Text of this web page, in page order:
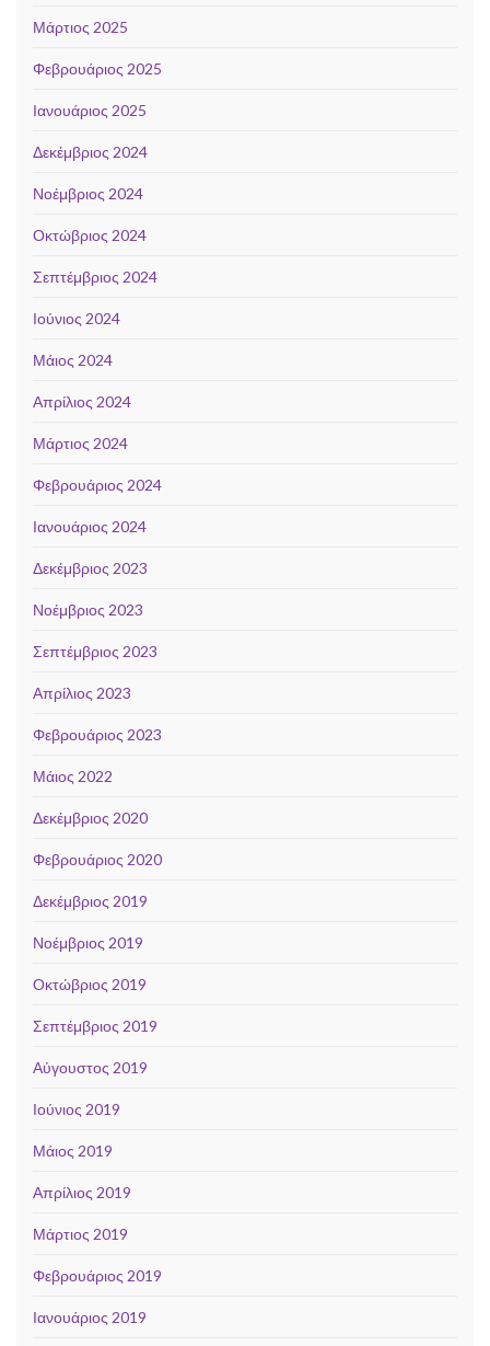
Μάρτιος 2025
Φεβρουάριος 2025
Ιανουάριος 2025
Δεκέμβριος 2024
Νοέμβριος 2024
Οκτώβριος 2024
Σεπτέμβριος 2024
Ιούνιος 2024
Μάιος 2024
Απρίλιος 2024
Μάρτιος 2024
Φεβρουάριος 2024
Ιανουάριος 2024
Δεκέμβριος 2023
Νοέμβριος 2023
Σεπτέμβριος 2023
Απρίλιος 2023
Φεβρουάριος 2023
Μάιος 2022
Δεκέμβριος 2020
Φεβρουάριος 2020
Δεκέμβριος 2019
Νοέμβριος 2019
Οκτώβριος 2019
Σεπτέμβριος 2019
Αύγουστος 2019
Ιούνιος 2019
Μάιος 2019
Απρίλιος 2019
Μάρτιος 2019
Φεβρουάριος 2019
Ιανουάριος 2019